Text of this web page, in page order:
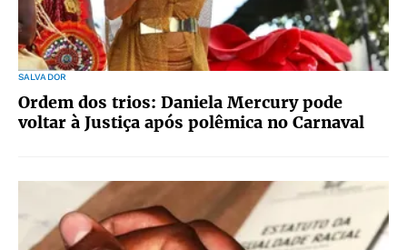
SALVADOR
Ordem dos trios: Daniela Mercury pode
voltar à Justiça após polêmica no Carnaval